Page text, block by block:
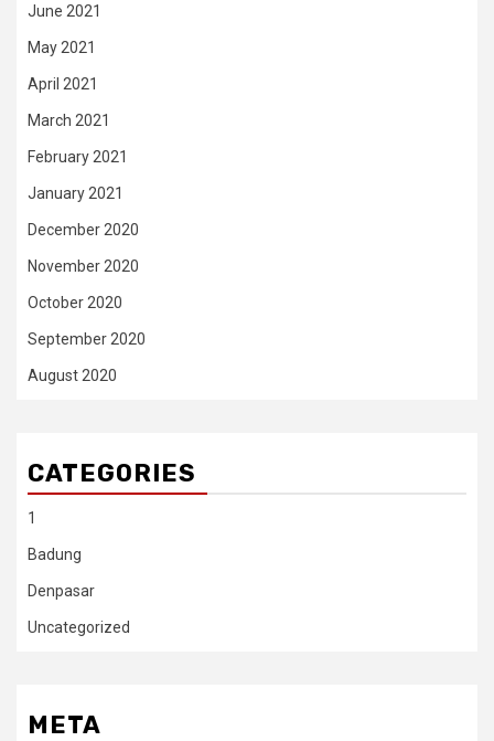
June 2021
May 2021
April 2021
March 2021
February 2021
January 2021
December 2020
November 2020
October 2020
September 2020
August 2020
CATEGORIES
1
Badung
Denpasar
Uncategorized
META